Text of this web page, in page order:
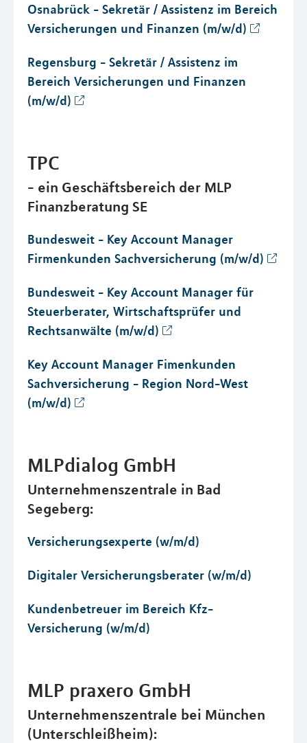
Osnabrück - Sekretär / Assistenz im Bereich
Versicherungen und Finanzen (m/w/d)
Regensburg - Sekretär / Assistenz im
Bereich Versicherungen und Finanzen
(m/w/d)
TPC
- ein Geschäftsbereich der MLP
Finanzberatung SE
Bundesweit - Key Account Manager
Firmenkunden Sachversicherung (m/w/d)
Bundesweit - Key Account Manager für
Steuerberater, Wirtschaftsprüfer und
Rechtsanwälte (m/w/d)
Key Account Manager Fimenkunden
Sachversicherung - Region Nord-West
(m/w/d)
MLPdialog GmbH
Unternehmenszentrale in Bad
Segeberg:
Versicherungsexperte (w/m/d)
Digitaler Versicherungsberater (w/m/d)
Kundenbetreuer im Bereich Kfz-
Versicherung (w/m/d)
MLP praxero GmbH
Unternehmenszentrale bei München
(Unterschleißheim):